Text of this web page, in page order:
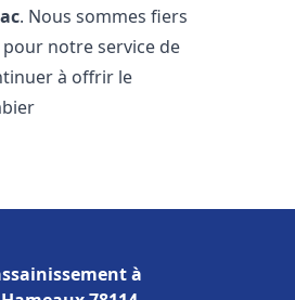
. Nous sommes fiers
notre service de
à offrir le
à